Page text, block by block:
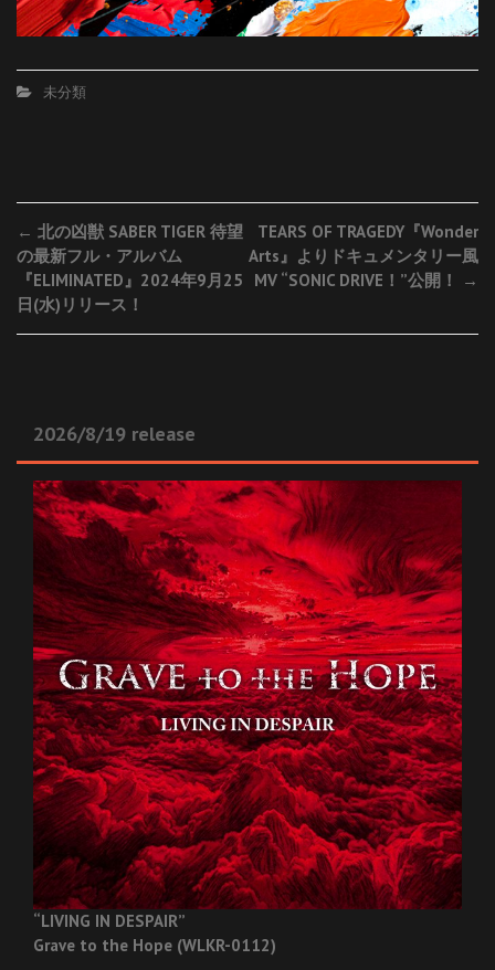
未分類
Post
navigation
← 北の凶獣 SABER TIGER 待望
の最新フル・アルバム
『ELIMINATED』2024年9月25
日(水)リリース！
TEARS OF TRAGEDY『Wonder
Arts』よりドキュメンタリー風
MV “SONIC DRIVE！”公開！
→
2026/8/19 release
“LIVING IN DESPAIR”
Grave to the Hope (WLKR-0112)